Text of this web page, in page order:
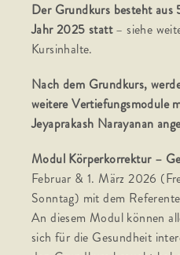
Der Grundkurs besteht
Jahr 2025 statt– siehe
Kursinhalte.
Nach dem Grundkurs,
weitere Vertiefungsmodule
Jeyaprakash Narayanan
Modul Körperkorrektur –
Februar & 1. März 2026
Sonntag) mit dem
An diesem Modul können
sich für die Gesundheit